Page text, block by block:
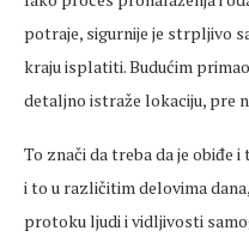
potraje, sigurnije je strpljivo
kraju isplatiti. Budućim
detaljno istraže lokaciju, pre
To znači da treba da je obiđe
i to u različitim delovima
protoku ljudi i vidljivosti